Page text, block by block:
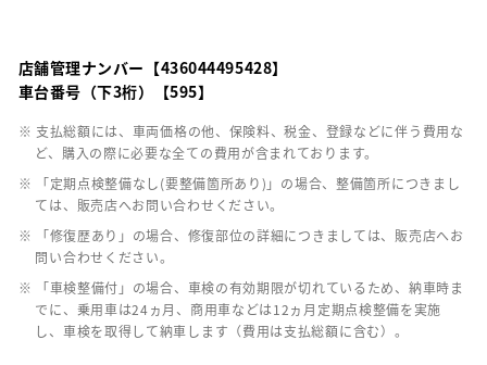
店舗管理ナンバー【436044495428】
車台番号（下3桁）【595】
※ 支払総額には、車両価格の他、保険料、税金、登録などに伴う費用な
ど、購入の際に必要な全ての費用が含まれております。
※ 「定期点検整備なし(要整備箇所あり)」の場合、整備箇所につきまし
ては、販売店へお問い合わせください。
※ 「修復歴あり」の場合、修復部位の詳細につきましては、販売店へお
問い合わせください。
※ 「車検整備付」の場合、車検の有効期限が切れているため、納車時ま
でに、乗用車は24ヵ月、商用車などは12ヵ月定期点検整備を実施
し、車検を取得して納車します（費用は支払総額に含む）。